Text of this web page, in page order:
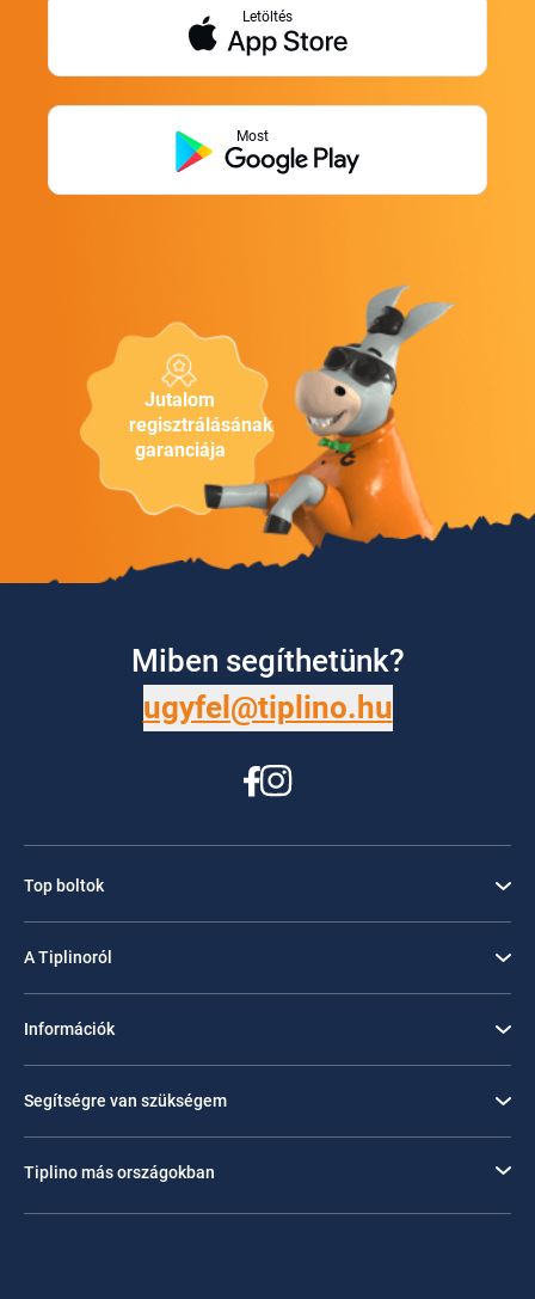
Jutalom
regisztrálásának
garanciája
Letöltés
Most
Miben segíthetünk?
ugyfel@tiplino.hu
Top boltok
A Tiplinoról
Információk
Segítségre van szükségem
Tiplino más országokban